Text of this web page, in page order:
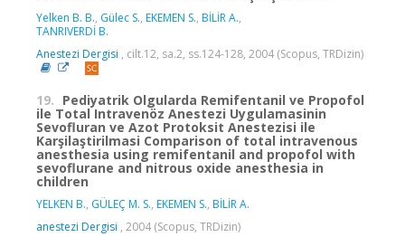
Yelken B. B., Gülec S., EKEMEN S., BİLİR A.,
TANRIVERDİ B.
Anestezi Dergisi , cilt.12, sa.2, ss.124-128, 2004 (Scopus, TRDizin)
19. Pediyatrik Olgularda Remifentanil ve Propofol
ile Total Intravenöz Anestezi Uygulamasinin
Sevofluran ve Azot Protoksit Anestezisi ile
Karşilaştirilmasi Comparison of total intravenous
anesthesia using remifentanil and propofol with
sevoflurane and nitrous oxide anesthesia in
children
YELKEN B., GÜLEÇ M. S., EKEMEN S., BİLİR A.
anestezi Dergisi , 2004 (Scopus, TRDizin)